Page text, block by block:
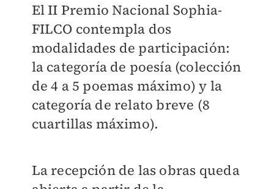
El II Premio Nacional Sophia-
FILCO contempla dos
modalidades de participación:
la categoría de poesía (colección
de 4 a 5 poemas máximo) y la
categoría de relato breve (8
cuartillas máximo).
La recepción de las obras queda